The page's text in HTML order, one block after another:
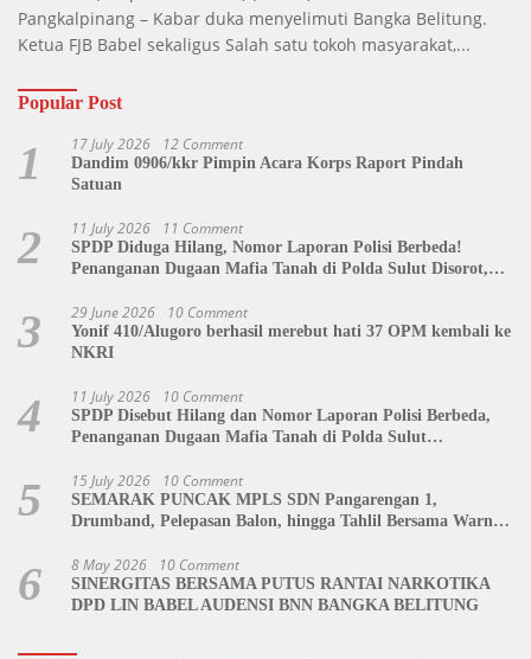
Pangkalpinang – Kabar duka menyelimuti Bangka Belitung.
Ketua FJB Babel sekaligus Salah satu tokoh masyarakat,...
Popular Post
1 17 July 2026 12 Comment
Dandim 0906/kkr Pimpin Acara Korps Raport Pindah
Satuan
2 11 July 2026 11 Comment
SPDP Diduga Hilang, Nomor Laporan Polisi Berbeda!
Penanganan Dugaan Mafia Tanah di Polda Sulut Disorot,
3 29 June 2026 10 Comment
Yonif 410/Alugoro berhasil merebut hati 37 OPM kembali ke
NKRI
4 11 July 2026 10 Comment
SPDP Disebut Hilang dan Nomor Laporan Polisi Berbeda,
Penanganan Dugaan Mafia Tanah di Polda Sulut
5 15 July 2026 10 Comment
SEMARAK PUNCAK MPLS SDN Pangarengan 1,
Drumband, Pelepasan Balon, hingga Tahlil Bersama Warnai
6 8 May 2026 10 Comment
SINERGITAS BERSAMA PUTUS RANTAI NARKOTIKA
DPD LIN BABEL AUDENSI BNN BANGKA BELITUNG